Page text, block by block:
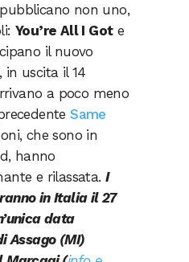
pubblicano non uno,
You’re All I Gote
il nuovo
, in uscita il 14
a poco meno
Same
che sono in
hanno
e rilassata. I
in Italia il 27
data
Assago (MI)